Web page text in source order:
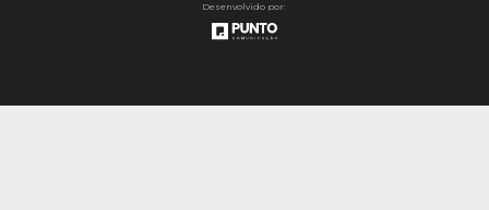
Desenvolvido por: